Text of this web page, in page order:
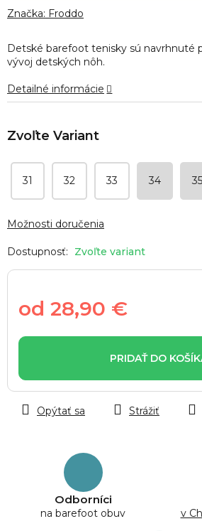
Zvoľte variant
31 32 33 34 35
Možnosti doručenia
od 28,90 €
cena:
PRIDAŤ DO
Odborníci
na barefoot obuv v
Detské barefoot tenisky sú navrhnuté
vývoj detských nôh.
Detailné informácie
Opýtať sa Strážiť
produktu
z
5
Značka: Froddo